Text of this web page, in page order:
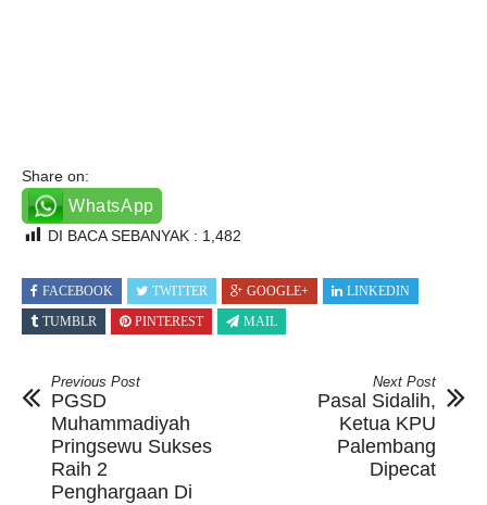
Share on:
WhatsApp
DI BACA SEBANYAK : 1,482
FACEBOOK TWITTER GOOGLE+
LINKEDIN
TUMBLR
PINTEREST MAIL
Previous Post
PGSD
Muhammadiyah
Pringsewu Sukses
Raih 2
Penghargaan Di
Next Post
Pasal Sidalih,
Ketua KPU
Palembang
Dipecat